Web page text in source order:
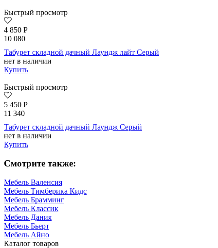
Быстрый просмотр
4 850 Р
10 080
Табурет складной дачный Лаундж лайт Серый
нет в наличии
Купить
Быстрый просмотр
5 450 Р
11 340
Табурет складной дачный Лаундж Серый
нет в наличии
Купить
Смотрите также:
Мебель Валенсия
Мебель Тимберика Кидс
Мебель Брамминг
Мебель Классик
Мебель Дания
Мебель Бьерт
Мебель Айно
Каталог товаров